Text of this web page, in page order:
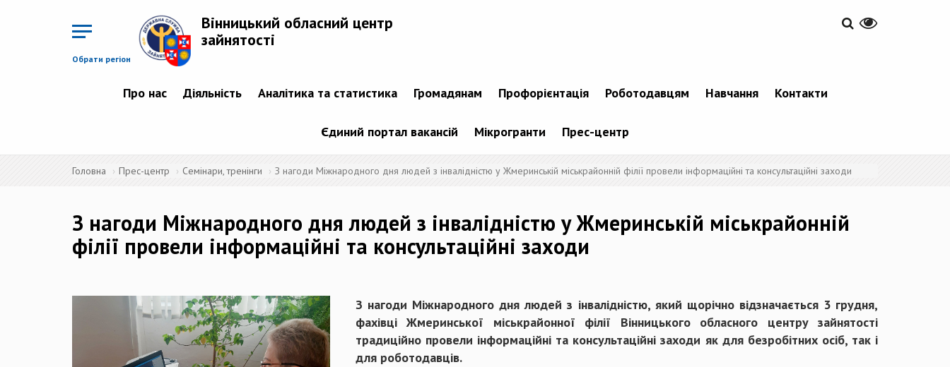
Обрати регіон
Вінницький обласний центр
зайнятості
Про нас Діяльність Аналітика та статистика Громадянам Профорієнтація Роботодавцям Навчання Контакти
Єдиний портал вакансій Мікрогранти Прес-центр
Головна Прес-центр Семінари, тренінги З нагоди Міжнародного дня людей з інвалідністю у Жмеринській міськрайонній філії провели інформаційні та консультаційні заходи
З нагоди Міжнародного дня людей з інвалідністю у Жмеринській міськрайонній
філії провели інформаційні та консультаційні заходи
З нагоди Міжнародного дня людей з інвалідністю, який щорічно відзначається 3 грудня,
фахівці Жмеринської міськрайонної філії Вінницького обласного центру зайнятості
традиційно провели інформаційні та консультаційні заходи як для безробітних осіб, так і
для роботодавців.